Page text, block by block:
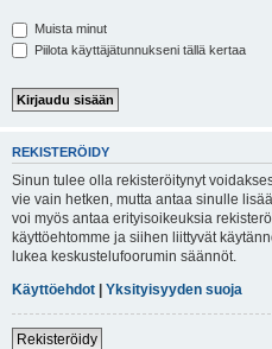
Muista minut
Piilota käyttäjätunnukseni tällä kertaa
REKISTERÖIDY
Sinun tulee olla rekisteröitynyt
vie vain hetken, mutta antaa sinulle
voi myös antaa erityisoikeuksia
käyttöehtomme ja siihen liittyvät
lukea keskustelufoorumin säännöt.
Käyttöehdot | Yksityisyyden suoja
Rekisteröidy